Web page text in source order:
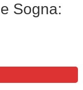
Sogna: